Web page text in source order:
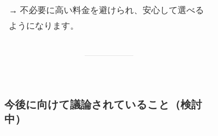
→ 不必要に高い料金を避けられ、安心して選べる
ようになります。
今後に向けて議論されていること（検討
中）